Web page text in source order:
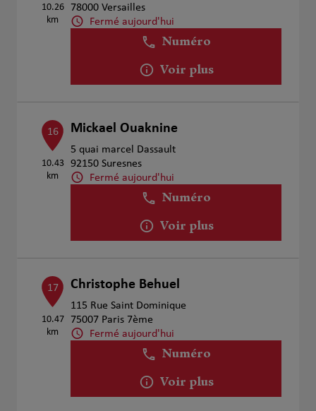
10.26
km
78000 Versailles
Fermé aujourd'hui
Numéro
Voir plus
16
10.43
km
Mickael Ouaknine
5 quai marcel Dassault
92150 Suresnes
Fermé aujourd'hui
Numéro
Voir plus
17
10.47
km
Christophe Behuel
115 Rue Saint Dominique
75007 Paris 7ème
Fermé aujourd'hui
Numéro
Voir plus